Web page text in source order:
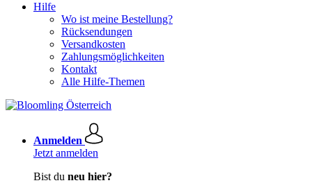
Hilfe
Wo ist meine Bestellung?
Rücksendungen
Versandkosten
Zahlungsmöglichkeiten
Kontakt
Alle Hilfe-Themen
Anmelden
Jetzt anmelden
Bist du neu hier?